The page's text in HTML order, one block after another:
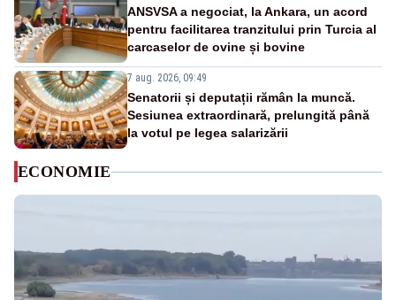
ANSVSA a negociat, la Ankara, un acord
pentru facilitarea tranzitului prin Turcia al
carcaselor de ovine și bovine
7 aug. 2026, 09:49
Senatorii și deputații rămân la muncă.
Sesiunea extraordinară, prelungită până
la votul pe legea salarizării
ECONOMIE